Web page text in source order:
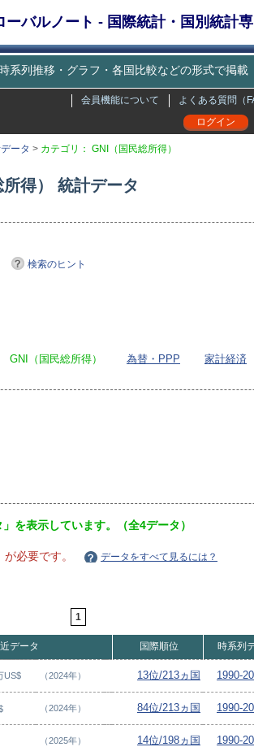
ーバルノート - 国際統計・国別統計
系列推移・グラフ・各国比較などの形式で掲
よくある質問（
会員機能について
ログイン
ータ > カテゴリ： GNI（国民総所得）
得） 統計データ
検索のヒント
GNI（国民総所得） 為替・PPP 家計経済
を表示しています。（全4データ）
が必要です。 データをすべて見るには？
1
データ 国際順位 時系列
US$ （2024年） 13位/213ヵ国 1990-
（2024年） 84位/213ヵ国 1990-
（2025年） 14位/198ヵ国 1990-